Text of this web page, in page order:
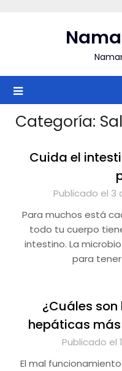
Categoría:
Cuida el
Publicado el 3
Para muchos está
todo tu cuerpo
intestino. La
para
¿Cuáles
hepáticas
Publicado el
El mal